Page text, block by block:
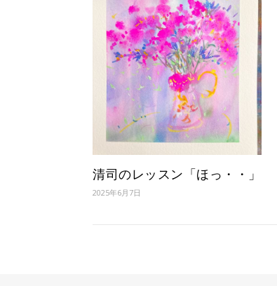
清司のレッスン「ほっ・・」
2025年6月7日